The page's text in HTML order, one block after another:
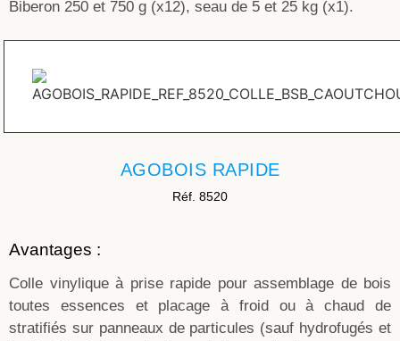
Biberon 250 et 750 g (x12), seau de 5 et 25 kg (x1).
AGOBOIS RAPIDE
Réf. 8520
Avantages :
Colle vinylique à prise rapide pour assemblage de bois
toutes essences et placage à froid ou à chaud de
stratifiés sur panneaux de particules (sauf hydrofugés et